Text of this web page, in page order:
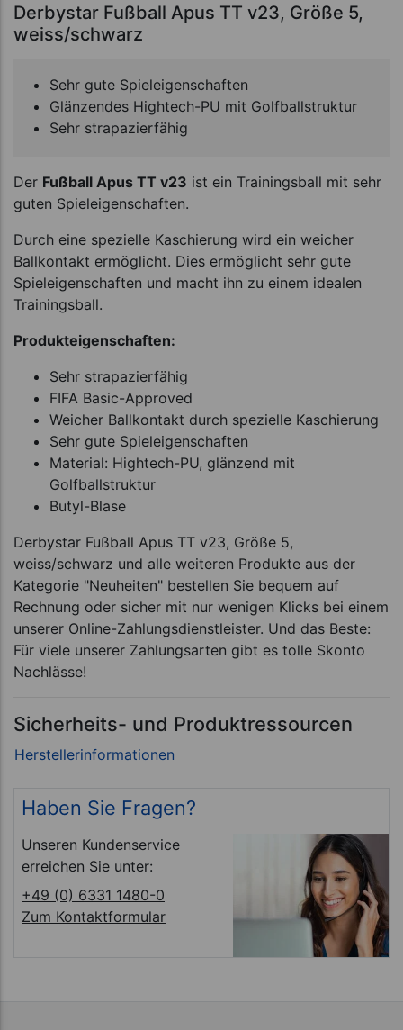
Derbystar Fußball Apus TT v23, Größe 5,
weiss/schwarz
Sehr gute Spieleigenschaften
Glänzendes Hightech-PU mit Golfballstruktur
Sehr strapazierfähig
Der Fußball Apus TT v23 ist ein Trainingsball mit sehr
guten Spieleigenschaften.
Durch eine spezielle Kaschierung wird ein weicher
Ballkontakt ermöglicht. Dies ermöglicht sehr gute
Spieleigenschaften und macht ihn zu einem idealen
Trainingsball.
Produkteigenschaften:
Sehr strapazierfähig
FIFA Basic-Approved
Weicher Ballkontakt durch spezielle Kaschierung
Sehr gute Spieleigenschaften
Material: Hightech-PU, glänzend mit
Golfballstruktur
Butyl-Blase
Derbystar Fußball Apus TT v23, Größe 5,
weiss/schwarz und alle weiteren Produkte aus der
Kategorie "Neuheiten" bestellen Sie bequem auf
Rechnung oder sicher mit nur wenigen Klicks bei einem
unserer Online-Zahlungsdienstleister. Und das Beste:
Für viele unserer Zahlungsarten gibt es tolle Skonto
Nachlässe!
Sicherheits- und Produktressourcen
Haben Sie Fragen?
Unseren Kundenservice
erreichen Sie unter:
+49 (0) 6331 1480-0
Zum Kontaktformular